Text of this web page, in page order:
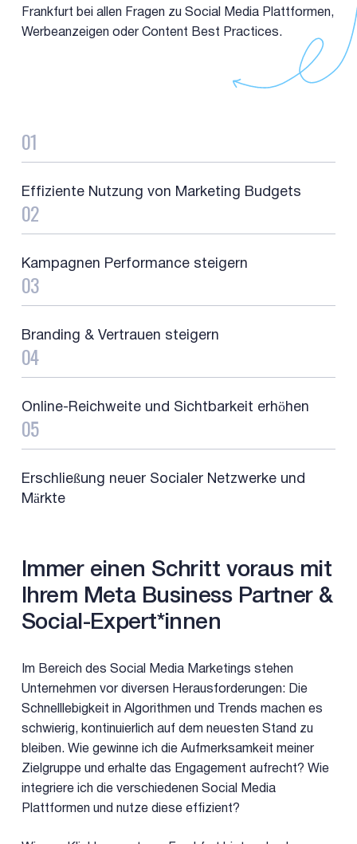
Frankfurt bei allen Fragen zu Social Media Plattformen,
Werbeanzeigen oder Content Best Practices.
01
Effiziente Nutzung von Marketing Budgets
02
Kampagnen Performance steigern
03
Branding & Vertrauen steigern
04
Online-Reichweite und Sichtbarkeit erhöhen
05
Erschließung neuer Socialer Netzwerke und
Märkte
Immer einen Schritt voraus mit
Ihrem Meta Business Partner &
Social-Expert*innen
Im Bereich des Social Media Marketings stehen
Unternehmen vor diversen Herausforderungen: Die
Schnelllebigkeit in Algorithmen und Trends machen es
schwierig, kontinuierlich auf dem neuesten Stand zu
bleiben. Wie gewinne ich die Aufmerksamkeit meiner
Zielgruppe und erhalte das Engagement aufrecht? Wie
integriere ich die verschiedenen Social Media
Plattformen und nutze diese effizient?